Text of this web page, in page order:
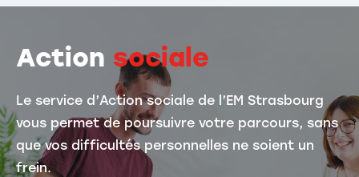
Action sociale
Le service d’Action sociale de l’EM Strasbourg
vous permet de poursuivre votre parcours, sans
que vos difficultés personnelles ne soient un
frein.